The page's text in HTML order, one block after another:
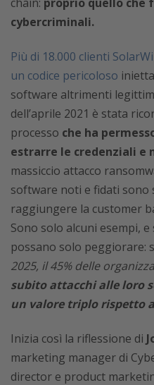
cybercriminali.
Più di 18.000 clienti
un codice pericoloso
software altrimenti
dell’aprile 2021 è stata
processo che ha
estrarre le credenziali e
massiccio attacco
software noti e fidati sono
raggiungere la customer
Sono solo alcuni esempi, e
possano solo peggiorare:
2025, il 45% delle
subito attacchi alle loro
un valore triplo rispetto
Inizia così la riflessione di
marketing manager di
director e product